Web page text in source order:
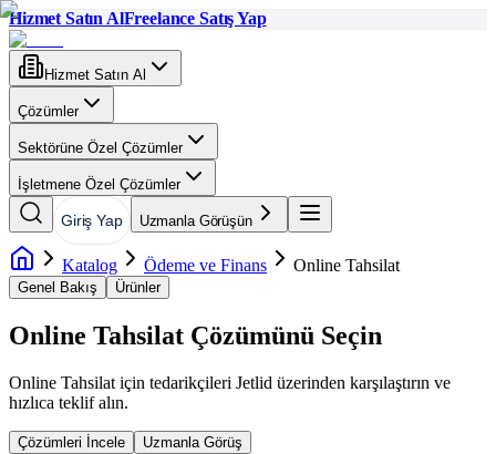
Hizmet Satın AlFreelance Satış Yap
Hizmet Satın Al
Çözümler
Sektörüne Özel Çözümler
İşletmene Özel Çözümler
Giriş Yap Uzmanla Görüşün
Katalog Ödeme ve Finans Online Tahsilat
Genel Bakış Ürünler
Online Tahsilat Çözümünü Seçin
Online Tahsilat için tedarikçileri Jetlid üzerinden karşılaştırın ve
hızlıca teklif alın.
Çözümleri İncele Uzmanla Görüş